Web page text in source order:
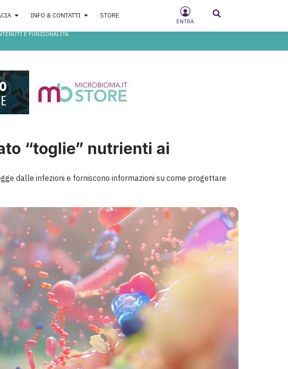
INFO & CONTATTI STORE
ENTRA
E FUNZIONALITÀ
“toglie” nutrienti ai
dalle infezioni e forniscono informazioni su come progettare